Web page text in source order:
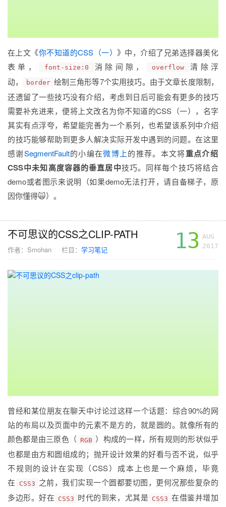
在上文《你不知道的CSS（一）》中，介绍了兄弟选择器美化
表单，
font-size:0 消除间隙， overflow
清除浮
动，
border 绘制三角形等7个实用技巧。由于文章长度限制，
还遗留了一些技巧没有介绍，考虑到日后可能会有更多的技巧
需要补充进来，便将上文改名为你不知道的CSS（一），名字
其实有点浮夸，希望能完善为一个系列，也希望该系列中介绍
的技巧能够帮助到更多人解决实际开发中遇到的问题。在这里
感谢SegmentFault的小编在微博上的推荐。本文将重点介绍
CSS中未知高度容器的垂直居中技巧。同样每个技巧将结合
demo或者图示来说明（如果demo无法打开，请自备梯子，原
因你懂得🙀）。
不可思议的CSS之CLIP-PATH
作者： Smohan 栏目： 学习笔记 13 AUG
2017
曾经和某位朋友在聊天中讨论过这样一个话题：综合90%的网
站的布局以及页面中的元素不是方的，就是圆的。就像所有的
颜色都是由三原色（ RGB ）构成的一样，所有规则的形状似乎
也都是由方和圆组成的；抛开设计效果的好看与否不说，似乎
不规则的设计在实现（CSS）成本上也是一个麻烦，毕竟
在
CSS3 之前，我们实现一个圆都要切图，更何况那些复杂的
多边形。好在 CSS3 时代的到来，尤其是 CSS3 在借鉴并增加